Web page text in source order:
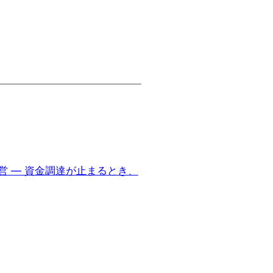
― 資金調達が止まるとき、